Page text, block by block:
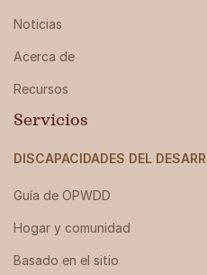
Noticias
Acerca de
Recursos
Servicios
DISCAPACIDADES DEL
Guía de OPWDD
Hogar y comunidad
Basado en el sitio